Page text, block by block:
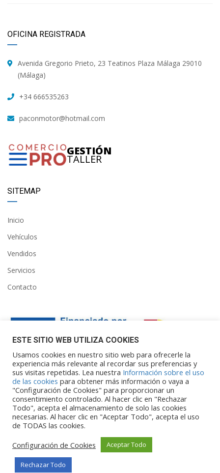
OFICINA REGISTRADA
Avenida Gregorio Prieto, 23 Teatinos Plaza Málaga 29010
(Málaga)
+34 666535263
paconmotor@hotmail.com
GESTIÓN
TALLER
SITEMAP
Inicio
Vehículos
Vendidos
Servicios
Contacto
Financiado por la Unión Europea – NextGenerationEU. Sin
embargo, los puntos de vista y las
opiniones expresadas son únicamente los del autor o autores y
no reflejan necesariamente los de
la Unión Europea o la Comisión Europea. Ni la Unión Europea ni
la Comisión Europea pueden ser
consideradas responsables de las mismas.
ESTE SITIO WEB UTILIZA COOKIES
Usamos cookies en nuestro sitio web para ofrecerle la
experiencia más relevante al recordar sus preferencias y
sus visitas repetidas. Lea nuestra Información sobre el uso
de las cookies para obtener más información o vaya a
"Configuración de Cookies" para proporcionar un
consentimiento controlado. Al hacer clic en "Rechazar
Todo", acepta el almacenamiento de solo las cookies
necesarias. Al hacer clic en "Aceptar Todo", acepta el uso
de TODAS las cookies.
Configuración de Cookies
Aceptar Todo
Rechazar Todo